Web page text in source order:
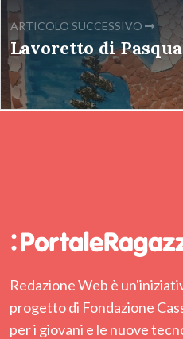
ARTICOLO SUCCESSIVO
Lavoretto di Pasqua
Redazione Web è
progetto di Fondazione
per i giovani e le nuove